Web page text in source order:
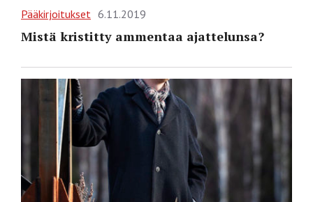
Pääkirjoitukset 6.11.2019
Mistä kristitty ammentaa ajattelunsa?